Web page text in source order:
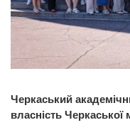
Черкаський
власність Черкаської